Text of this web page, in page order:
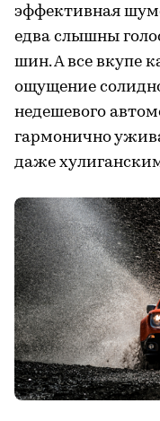
эффективная
едва слышны
шин. А все вкупе
ощущение
недешевого
гармонично
даже